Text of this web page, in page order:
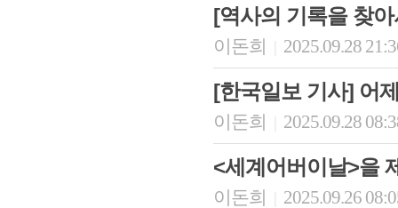
[역사의 기록을 찾
이돈희 2025.09.28
[한국일보 기사] 어
이돈희 2025.09.28
<세계어버이날>을
이돈희 2025.09.26